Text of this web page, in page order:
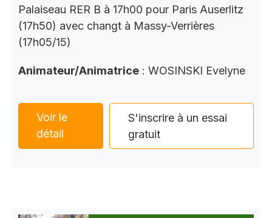
Palaiseau RER B à 17h00 pour Paris Auserlitz
(17h50) avec changt à Massy-Verrières
(17h05/15)
Animateur/Animatrice : WOSINSKI Evelyne
Voir le
détail
S'inscrire à un essai
gratuit